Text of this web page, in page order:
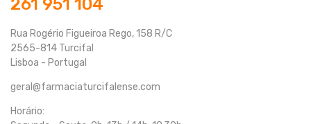
261 951 104
Rua Rogério Figueiroa Rego, 158 R/C
2565-814 Turcifal
Lisboa - Portugal
geral@farmaciaturcifalense.com
Horário: